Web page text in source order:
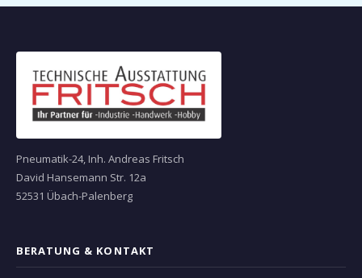
Pneumatik-24, Inh. Andreas Fritsch
David Hansemann Str. 12a
52531 Übach-Palenberg
BERATUNG & KONTAKT